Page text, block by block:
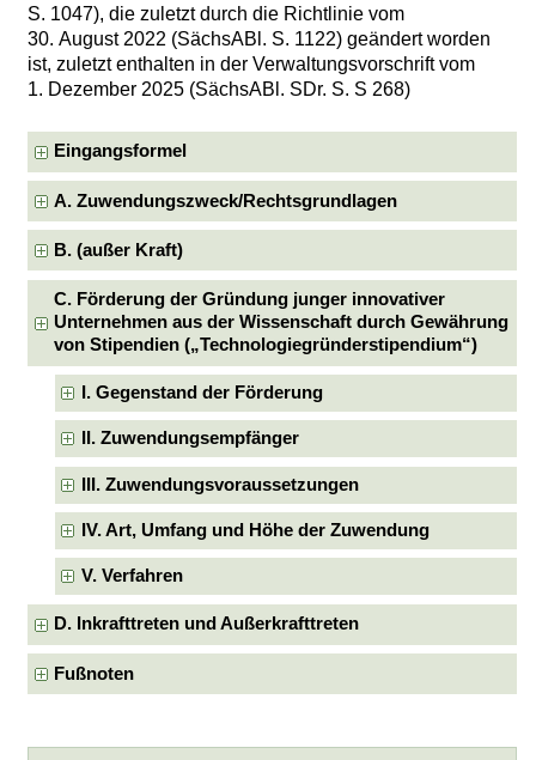
S. 1047), die zuletzt durch die Richtlinie vom
30. August 2022 (SächsABl. S. 1122) geändert worden
ist, zuletzt enthalten in der Verwaltungsvorschrift vom
1. Dezember 2025 (SächsABl. SDr. S. S 268)
Eingangsformel
A. Zuwendungszweck/Rechtsgrundlagen
B. (außer Kraft)
C. Förderung der Gründung junger innovativer
Unternehmen aus der Wissenschaft durch Gewährung
von Stipendien („Technologiegründerstipendium“)
I. Gegenstand der Förderung
II. Zuwendungsempfänger
III. Zuwendungsvoraussetzungen
IV. Art, Umfang und Höhe der Zuwendung
V. Verfahren
D. Inkrafttreten und Außerkrafttreten
Fußnoten